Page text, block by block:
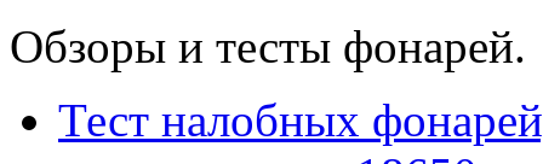
Обзоры и тесты фонарей.
Тест налобных